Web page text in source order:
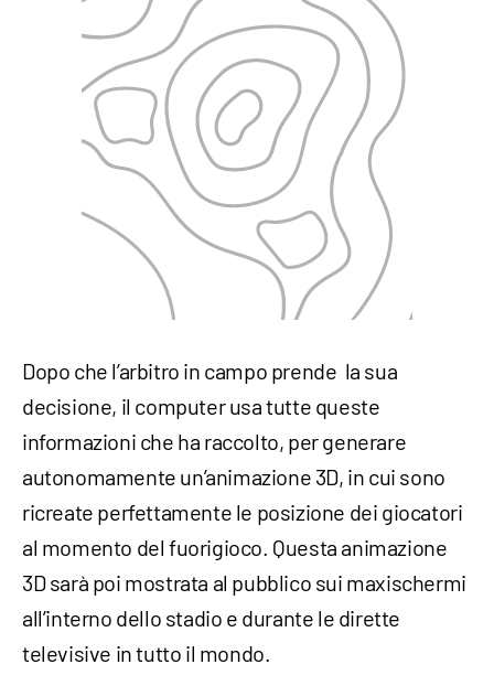
Dopo che l’arbitro in campo prende la sua
decisione, il computer usa tutte queste
informazioni che ha raccolto, per generare
autonomamente un’animazione 3D, in cui sono
ricreate perfettamente le posizione dei giocatori
al momento del fuorigioco. Questa animazione
3D sarà poi mostrata al pubblico sui maxischermi
all’interno dello stadio e durante le dirette
televisive in tutto il mondo.